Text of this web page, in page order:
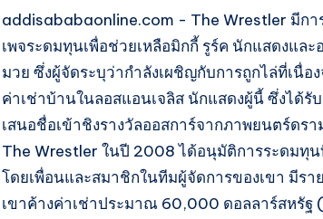
addisababaonline.com - The Wrestler มีกา
เพจระดมทุนเพื่อช่วยเหลือมิกกี้ รูร์ค นักแสดงและ
มวย ซึ่งผู้จัดระบุว่ากำลังเผชิญกับการถูกไล่ที่เนื่อ
ค่าเช่าบ้านในลอสแอนเจลิส นักแสดงผู้นี้ ซึ่งได้รั
เสนอชื่อเข้าชิงรางวัลออสการ์จากภาพยนตร์ดรา
The Wrestler ในปี 2008 ได้อนุมัติการระดมทุน
โดยเพื่อนและสมาชิกในทีมผู้จัดการของเขา มีรา
เขาค้างค่าเช่าประมาณ 60,000 ดอลลาร์สหรัฐ